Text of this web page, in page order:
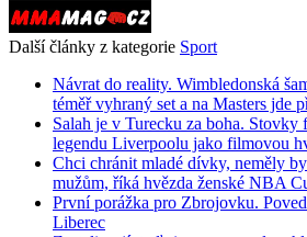
Další články z kategorie Sport
Návrat do reality. Wimbledonská
téměř vyhraný set a na Masters jde
Salah je v Turecku za boha.
legendu Liverpoolu jako filmovou
Chci chránit mladé dívky, neměly
mužům, říká hvězda ženské NBA
První porážka pro Zbrojovku.
Liberec